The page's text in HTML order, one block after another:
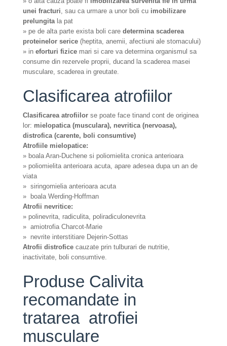
unei fracturi, sau ca urmare a unor boli cu imobilizare
prelungita la pat
» pe de alta parte exista boli care determina scaderea
proteinelor serice (heptita, anemii, afectiuni ale stomacului)
» in eforturi fizice mari si care va determina organismul sa
consume din rezervele proprii, ducand la scaderea masei
musculare, scaderea in greutate.
Clasificarea atrofiilor
Clasificarea atrofiilor se poate face tinand cont de originea
lor: mielopatica (musculara), nevritica (nervoasa),
distrofica (carente, boli consumtive)
Atrofiile mielopatice:
» boala Aran-Duchene si poliomielita cronica anterioara
» poliomielita anterioara acuta, apare adesea dupa un an de
viata
» siringomielia anterioara acuta
»
boala Werding-Hoffman
Atrofii nevritice:
» polinevrita, radiculita, poliradiculonevrita
» amiotrofia Charcot-Marie
» nevrite interstitiare Dejerin-Sottas
Atrofii distrofice cauzate prin tulburari de nutritie,
inactivitate, boli consumtive.
Produse Calivita
recomandate in
tratarea atrofiei
musculare